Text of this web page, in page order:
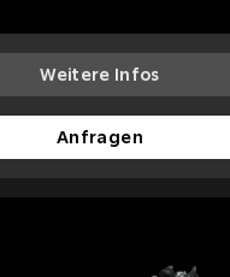
Weitere Infos
Anfragen